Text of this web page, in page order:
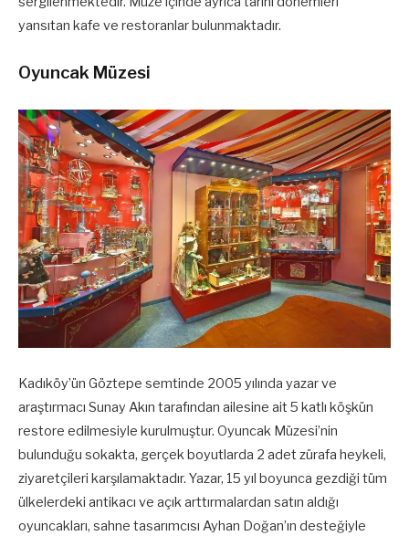
yansıtan kafe ve restoranlar bulunmaktadır.
Oyuncak Müzesi
Kadıköy’ün Göztepe semtinde 2005 yılında yazar ve
araştırmacı Sunay Akın tarafından ailesine ait 5 katlı köşkün
restore edilmesiyle kurulmuştur. Oyuncak Müzesi’nin
bulunduğu sokakta, gerçek boyutlarda 2 adet zürafa heykeli,
ziyaretçileri karşılamaktadır. Yazar, 15 yıl boyunca gezdiği tüm
ülkelerdeki antikacı ve açık arttırmalardan satın aldığı
oyuncakları, sahne tasarımcısı Ayhan Doğan’ın desteğiyle